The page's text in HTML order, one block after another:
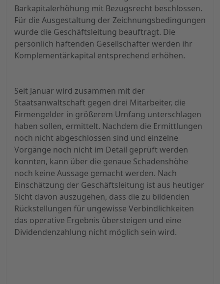
Barkapitalerhöhung mit Bezugsrecht beschlossen.
Für die Ausgestaltung der Zeichnungsbedingungen
wurde die Geschäftsleitung beauftragt. Die
persönlich haftenden Gesellschafter werden ihr
Komplementärkapital entsprechend erhöhen.
Seit Januar wird zusammen mit der
Staatsanwaltschaft gegen drei Mitarbeiter, die
Firmengelder in größerem Umfang unterschlagen
haben sollen, ermittelt. Nachdem die Ermittlungen
noch nicht abgeschlossen sind und einzelne
Vorgänge noch nicht im Detail geprüft werden
konnten, kann über die genaue Schadenshöhe
noch keine Aussage gemacht werden. Nach
Einschätzung der Geschäftsleitung ist aus heutiger
Sicht davon auszugehen, dass die zu bildenden
Rückstellungen für ungewisse Verbindlichkeiten
das operative Ergebnis übersteigen und eine
Dividendenzahlung nicht möglich sein wird.